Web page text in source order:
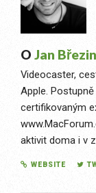
O Jan
Videocaster,
Apple.
certifikovaným
aktivit doma i v
WEBSITE